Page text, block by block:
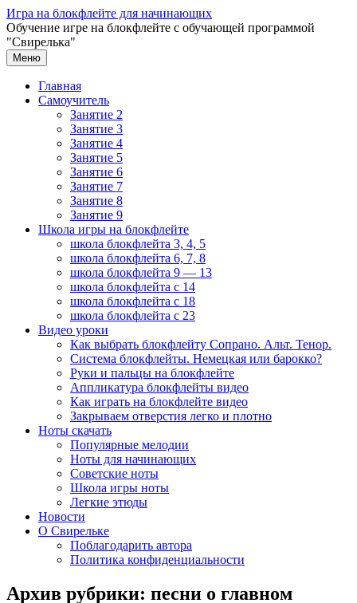
Перейти
к
содержимому
Игра на блокфлейте для начинающих
Обучение игре на блокфлейте с обучающей программой
"Свирелька"
Меню
Главная
Самоучитель
Занятие 2
Занятие 3
Занятие 4
Занятие 5
Занятие 6
Занятие 7
Занятие 8
Занятие 9
Школа игры на блокфлейте
школа блокфлейта 3, 4, 5
школа блокфлейта 6, 7, 8
школа блокфлейта 9 — 13
школа блокфлейта с 14
школа блокфлейта с 18
школа блокфлейта с 23
Видео уроки
Как выбрать блокфлейту Сопрано. Альт. Тенор.
Система блокфлейты. Немецкая или барокко?
Руки и пальцы на блокфлейте
Аппликатура блокфлейты видео
Как играть на блокфлейте видео
Закрываем отверстия легко и плотно
Ноты скачать
Популярные мелодии
Ноты для начинающих
Советские ноты
Школа игры ноты
Легкие этюды
Новости
О Свирельке
Поблагодарить автора
Политика конфиденциальности
Архив рубрики: песни о главном